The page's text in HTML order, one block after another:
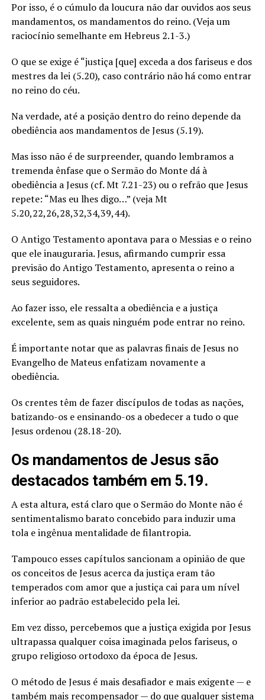
Por isso, é o cúmulo da loucura não dar ouvidos aos seus
mandamentos, os mandamentos do reino. (Veja um
raciocínio semelhante em Hebreus 2.1-3.)
O que se exige é “justiça [que] exceda a dos fariseus e dos
mestres da lei (5.20), caso contrário não há como entrar
no reino do céu.
Na verdade, até a posição dentro do reino depende da
obediência aos mandamentos de Jesus (5.19).
Mas isso não é de surpreender, quando lembramos a
tremenda ênfase que o Sermão do Monte dá à
obediência a Jesus (cf. Mt 7.21-23) ou o refrão que Jesus
repete: “Mas eu lhes digo…” (veja Mt
5.20,22,26,28,32,34,39,44).
O Antigo Testamento apontava para o Messias e o reino
que ele inauguraria. Jesus, afirmando cumprir essa
previsão do Antigo Testamento, apresenta o reino a
seus seguidores.
Ao fazer isso, ele ressalta a obediência e a justiça
excelente, sem as quais ninguém pode entrar no reino.
É importante notar que as palavras finais de Jesus no
Evangelho de Mateus enfatizam novamente a
obediência.
Os crentes têm de fazer discípulos de todas as nações,
batizando-os e ensinando-os a obedecer a tudo o que
Jesus ordenou (28.18-20).
Os mandamentos de Jesus são
destacados também em 5.19.
A esta altura, está claro que o Sermão do Monte não é
sentimentalismo barato concebido para induzir uma
tola e ingênua mentalidade de filantropia.
Tampouco esses capítulos sancionam a opinião de que
os conceitos de Jesus acerca da justiça eram tão
temperados com amor que a justiça cai para um nível
inferior ao padrão estabelecido pela lei.
Em vez disso, percebemos que a justiça exigida por Jesus
ultrapassa qualquer coisa imaginada pelos fariseus, o
grupo religioso ortodoxo da época de Jesus.
O método de Jesus é mais desafiador e mais exigente — e
também mais recompensador — do que qualquer sistema